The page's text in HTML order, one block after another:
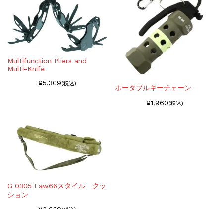
Multifunction Pliers and
Multi-Knife
¥5,309(税込)
ポータブルキーチェーン
¥1,960(税込)
G 0305 Law66スタイル クッ
ション